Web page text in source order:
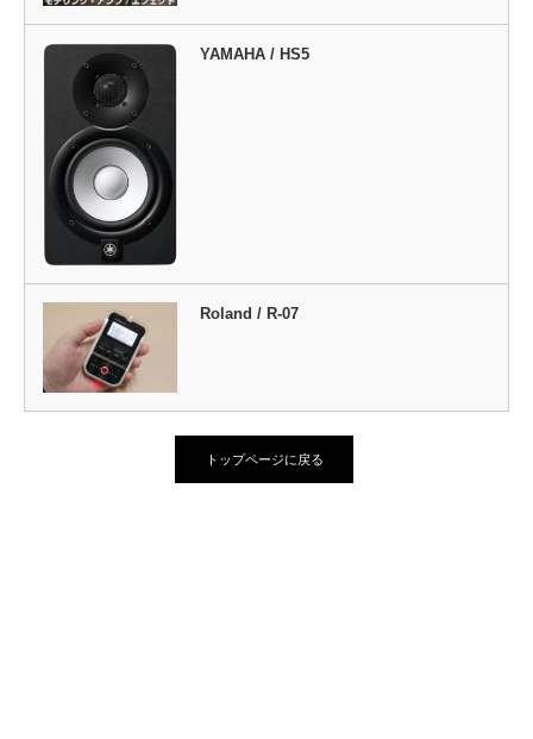
YAMAHA / HS5
Roland / R-07
トップページに戻る